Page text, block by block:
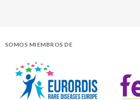
SOMOS MIEMBROS DE